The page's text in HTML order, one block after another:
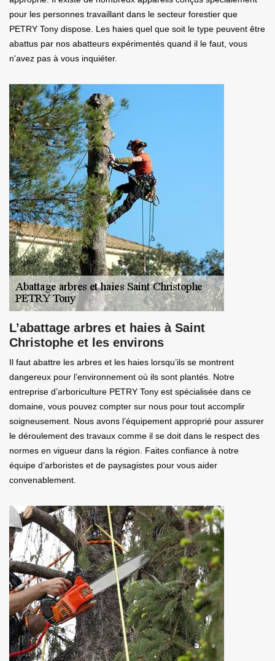
pour les personnes travaillant dans le secteur forestier que
PETRY Tony dispose. Les haies quel que soit le type peuvent être
abattus par nos abatteurs expérimentés quand il le faut, vous
n'avez pas à vous inquiéter.
L’abattage arbres et haies à Saint
Christophe et les environs
Il faut abattre les arbres et les haies lorsqu’ils se montrent
dangereux pour l’environnement où ils sont plantés. Notre
entreprise d’arboriculture PETRY Tony est spécialisée dans ce
domaine, vous pouvez compter sur nous pour tout accomplir
soigneusement. Nous avons l’équipement approprié pour assurer
le déroulement des travaux comme il se doit dans le respect des
normes en vigueur dans la région. Faites confiance à notre
équipe d’arboristes et de paysagistes pour vous aider
convenablement.